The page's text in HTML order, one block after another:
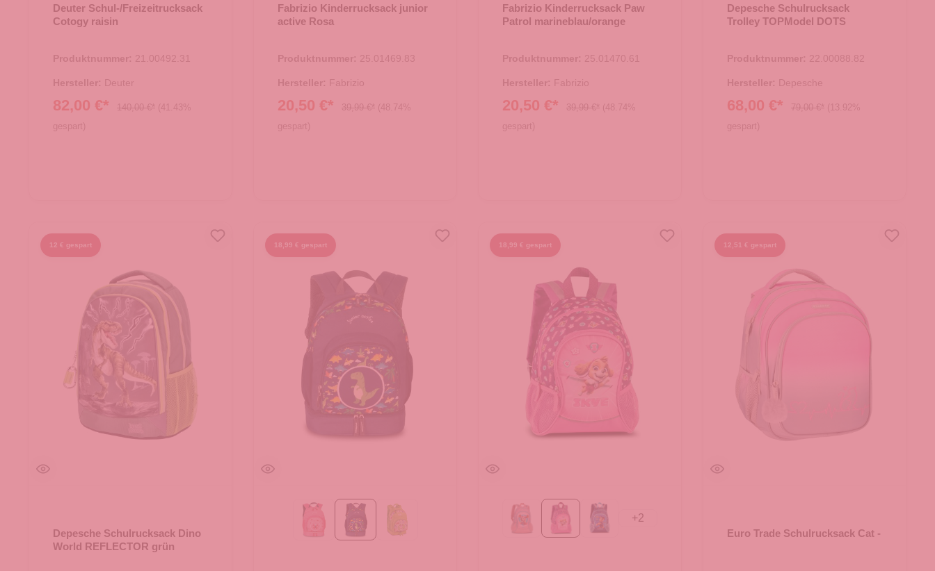
Deuter Schul-/Freizeitrucksack
Cotogy raisin
Produktnummer: 21.00492.31
Hersteller: Deuter
82,00 €* 140,00 €* (41.43%
gespart)
Fabrizio Kinderrucksack junior
active Rosa
Produktnummer: 25.01469.83
Hersteller: Fabrizio
20,50 €* 39,99 €* (48.74%
gespart)
Fabrizio Kinderrucksack Paw
Patrol marineblau/orange
Produktnummer: 25.01470.61
Hersteller: Fabrizio
20,50 €* 39,99 €* (48.74%
gespart)
Depesche Schulrucksack
Trolley TOPModel DOTS
Produktnummer: 22.00088.82
Hersteller: Depesche
68,00 €* 79,00 €* (13.92%
gespart)
12 € gespart
Depesche Schulrucksack Dino
World REFLECTOR grün
18,99 € gespart
Rosa dunkelblau
18,99 € gespart
Rosa marineblau
+2
12,51 € gespart
Euro Trade Schulrucksack Cat -